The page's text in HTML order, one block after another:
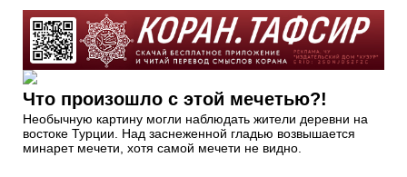
Что произошло с этой мечетью?!
Необычную картину могли наблюдать жители деревни на
востоке Турции. Над заснеженной гладью возвышается
минарет мечети, хотя самой мечети не видно.